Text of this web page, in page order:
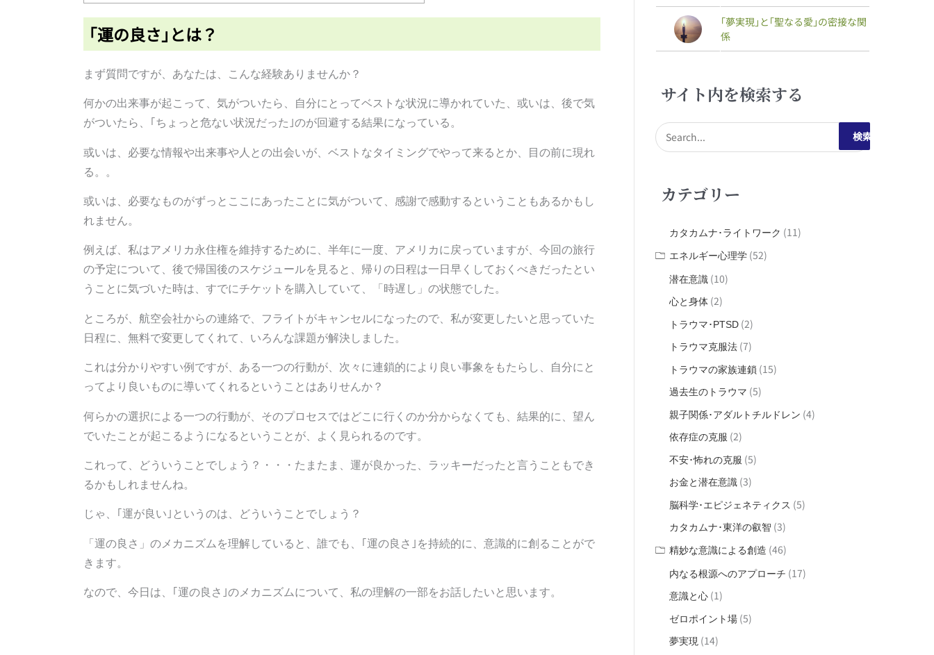
｢運の良さ｣とは？
まず質問ですが、あなたは、こんな経験ありませんか？
何かの出来事が起こって、気がついたら、自分にとってベストな状況に導かれていた、或いは、後で気
がついたら、｢ちょっと危ない状況だった｣のが回避する結果になっている。
或いは、必要な情報や出来事や人との出会いが、ベストなタイミングでやって来るとか、目の前に現れ
る。。
或いは、必要なものがずっとここにあったことに気がついて、感謝で感動するということもあるかもし
れません。
例えば、私はアメリカ永住権を維持するために、半年に一度、アメリカに戻っていますが、今回の旅行
の予定について、後で帰国後のスケジュールを見ると、帰りの日程は一日早くしておくべきだったとい
うことに気づいた時は、すでにチケットを購入していて、「時遅し」の状態でした。
ところが、航空会社からの連絡で、フライトがキャンセルになったので、私が変更したいと思っていた
日程に、無料で変更してくれて、いろんな課題が解決しました。
これは分かりやすい例ですが、ある一つの行動が、次々に連鎖的により良い事象をもたらし、自分にと
ってより良いものに導いてくれるということはありせんか？
何らかの選択による一つの行動が、そのプロセスではどこに行くのか分からなくても、結果的に、望ん
でいたことが起こるようになるということが、よく見られるのです。
これって、どういうことでしょう？・・・たまたま、運が良かった、ラッキーだったと言うこともでき
るかもしれませんね。
じゃ、｢運が良い｣というのは、どういうことでしょう？
「運の良さ」のメカニズムを理解していると、誰でも、｢運の良さ｣を持続的に、意識的に創ることがで
きます。
なので、今日は、｢運の良さ｣のメカニズムについて、私の理解の一部をお話したいと思います。
｢夢実現｣と｢聖なる愛｣の密接な関
係
サイト内を検索する
検
象カテゴリー
カタカムナ･ライトワーク (11)
エネルギー心理学 (52)
潜在意識 (10)
心と身体 (2)
トラウマ･PTSD (2)
トラウマ克服法 (7)
トラウマの家族連鎖 (15)
過去生のトラウマ (5)
親子関係･アダルトチルドレン (4)
依存症の克服 (2)
不安･怖れの克服 (5)
お金と潜在意識 (3)
脳科学･エピジェネティクス (5)
カタカムナ･東洋の叡智 (3)
精妙な意識による創造 (46)
内なる根源へのアプローチ (17)
意識と心 (1)
ゼロポイント場 (5)
夢実現 (14)